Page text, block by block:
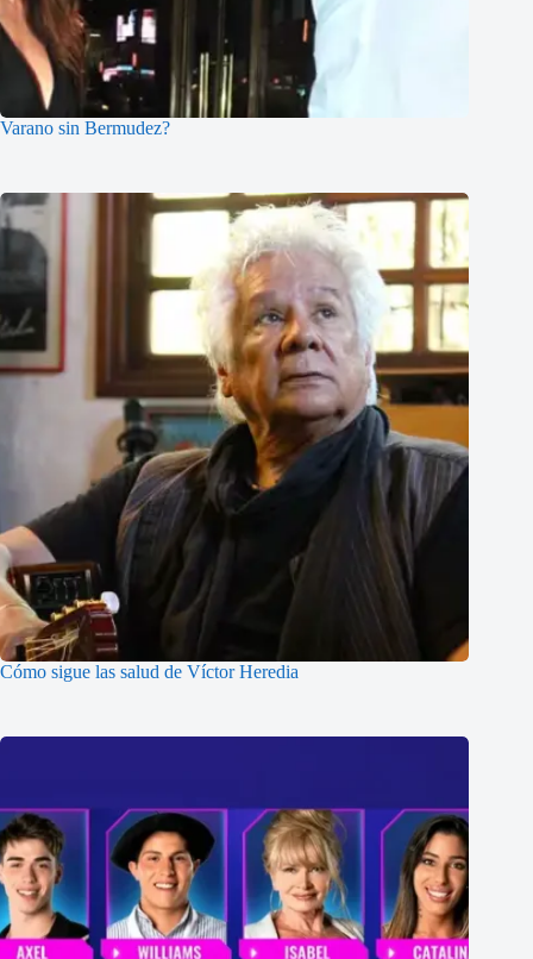
Varano sin Bermudez?
Cómo sigue las salud de Víctor Heredia